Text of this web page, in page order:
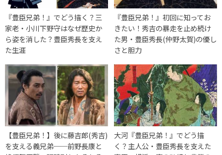
『豊臣兄弟！』でどう描く？三
家老・小川下野守はなぜ歴史か
ら姿を消した？豊臣秀長を支え
た生涯
『豊臣兄弟！』初回に知ってお
きたい！秀吉の暴走を止め続け
た男・豊臣秀長(仲野太賀)の優し
さと胆力
【豊臣兄弟！】後に藤吉郎(秀吉)
を支える義兄弟──前野長康と
大河『豊臣兄弟！』でどう描
く？主人公・豊臣秀長を支えた